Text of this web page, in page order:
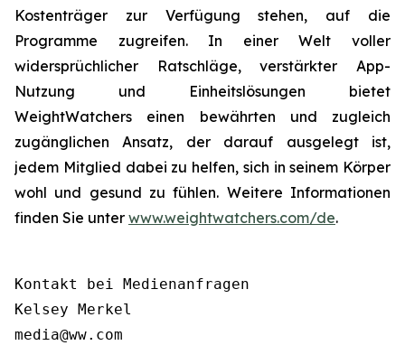
Kostenträger zur Verfügung stehen, auf die
Programme zugreifen. In einer Welt voller
widersprüchlicher Ratschläge, verstärkter App-
Nutzung und Einheitslösungen bietet
WeightWatchers einen bewährten und zugleich
zugänglichen Ansatz, der darauf ausgelegt ist,
jedem Mitglied dabei zu helfen, sich in seinem Körper
wohl und gesund zu fühlen. Weitere Informationen
finden Sie unter www.weightwatchers.com/de.
Kontakt bei Medienanfragen
Kelsey Merkel
media@ww.com